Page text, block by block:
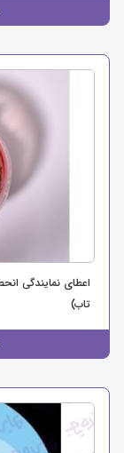
اعطای نمایندگی
تاب)